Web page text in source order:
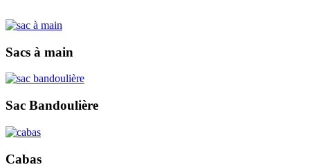
Sacs à main
Sac Bandoulière
Cabas